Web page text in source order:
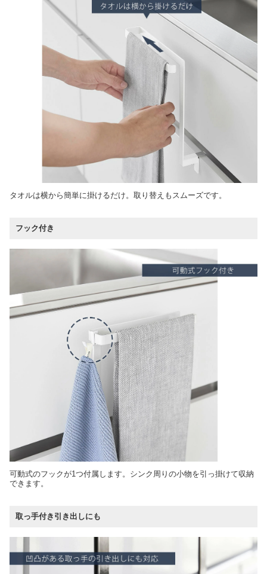
タオルは横から簡単に掛けるだけ。取り替えもスムーズです。
フック付き
可動式のフックが1つ付属します。シンク周りの小物を引っ掛けて収納
できます。
取っ手付き引き出しにも